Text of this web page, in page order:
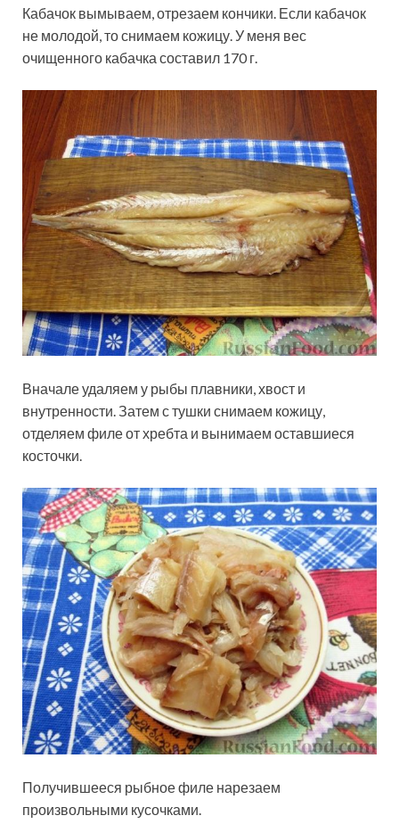
Кабачок вымываем, отрезаем кончики. Если кабачок
не молодой, то снимаем кожицу. У меня вес
очищенного кабачка составил 170 г.
Вначале удаляем у рыбы плавники, хвост и
внутренности. Затем с тушки снимаем кожицу,
отделяем филе от хребта и вынимаем оставшиеся
косточки.
Получившееся рыбное филе нарезаем
произвольными кусочками.